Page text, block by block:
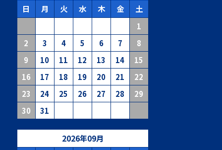
日
月 火 水 木 金 土
1
2
3 4 5 6 7
8
9
10 11 12 13 14
15
16
17 18 19 20 21
22
23
24 25 26 27 28
29
30
31
2026年09月